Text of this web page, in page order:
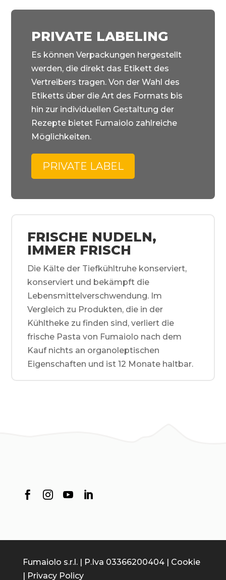
PRIVATE LABELING
Es können Verpackungen hergestellt
werden, die direkt das Etikett des
Vertreibers tragen. Von der Wahl des
Etiketts über die Art des Formats bis
hin zur individuellen Gestaltung der
Rezepte bietet Fumaiolo zahlreiche
Möglichkeiten.
PRIVATE LABEL
FRISCHE NUDELN,
IMMER FRISCH
Die Kälte der Tiefkühltruhe konserviert,
konserviert und bekämpft die
Lebensmittelverschwendung. Im
Vergleich zu Produkten, die in der
Kühltheke zu finden sind, verliert die
frische Pasta von Fumaiolo nach dem
Kauf nichts an organoleptischen
Eigenschaften und ist 12 Monate haltbar.
   
Fumaiolo s.r.l. | P.Iva 03366200404 | Cookie
| Privacy Policy